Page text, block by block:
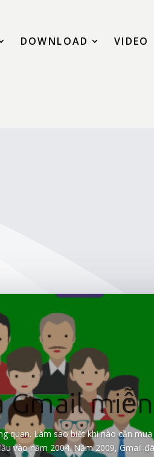
DOWNLOAD VIDEO
Gmail
quan. Làm sao biết khi nào cần
vào năm 2004. Năm 2009, Gmail